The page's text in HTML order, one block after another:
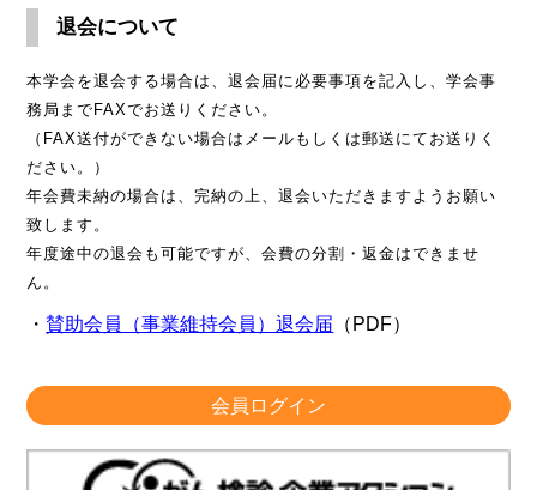
退会について
本学会を退会する場合は、退会届に必要事項を記入し、学会事
務局までFAXでお送りください。
（FAX送付ができない場合はメールもしくは郵送にてお送りく
ださい。）
年会費未納の場合は、完納の上、退会いただきますようお願い
致します。
年度途中の退会も可能ですが、会費の分割・返金はできませ
ん。
・賛助会員（事業維持会員）退会届 （PDF）
会員ログイン